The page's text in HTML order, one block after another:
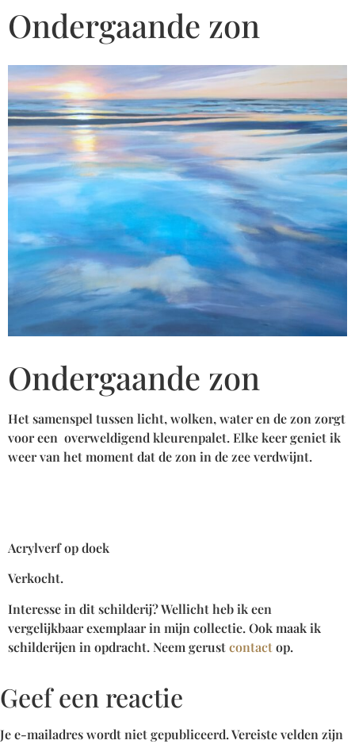
Ondergaande zon
Ondergaande zon
Het samenspel tussen licht, wolken, water en de zon zorgt
voor een overweldigend kleurenpalet. Elke keer geniet ik
weer van het moment dat de zon in de zee verdwijnt.
Acrylverf op doek
Verkocht.
Interesse in dit schilderij? Wellicht heb ik een
vergelijkbaar exemplaar in mijn collectie. Ook maak ik
schilderijen in opdracht. Neem gerustcontactop.
Geef een reactie
Je e-mailadres wordt niet gepubliceerd.Vereiste velden zijn